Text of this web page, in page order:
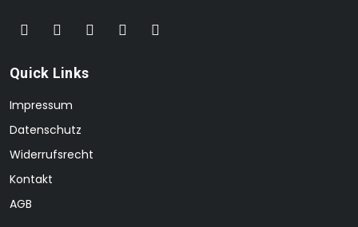
Quick Links
Impressum
Datenschutz
Widerrufsrecht
Kontakt
AGB